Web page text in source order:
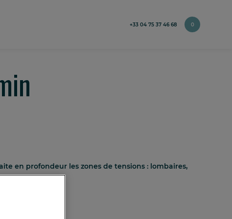
+33 04 75 37 46 68 0
en profondeur les zones de tensions : lombaires,